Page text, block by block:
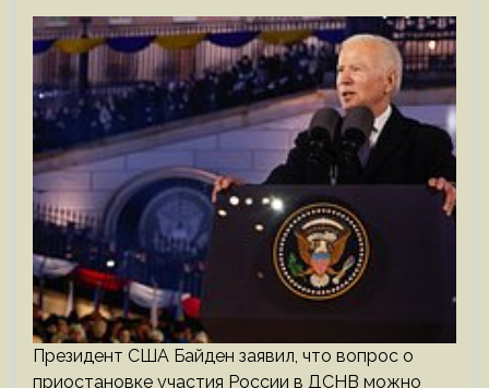
Президент США Байден заявил, что вопрос о
приостановке участия России в ДСНВ можно